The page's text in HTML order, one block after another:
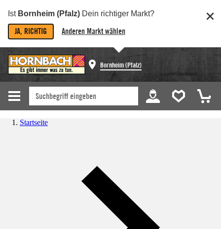
Ist Bornheim (Pfalz) Dein richtiger Markt?
JA, RICHTIG Anderen Markt wählen
Bornheim (Pfalz)
Startseite